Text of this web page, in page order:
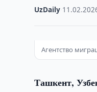
UzDaily
Агентство
Ташкент,